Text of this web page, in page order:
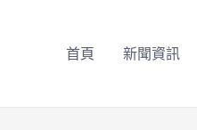
首頁 新聞資訊